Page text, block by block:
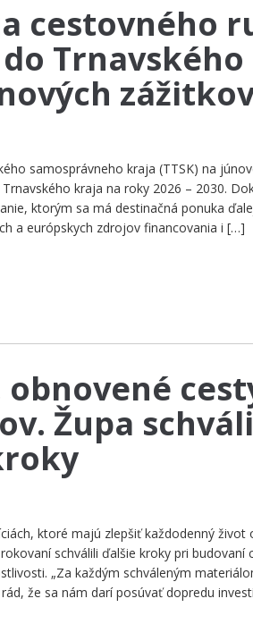
cestovného
samosprávneho kraja (TTSK) na
kraja na roky 2026 – 2030.
ktorým sa má destinačná ponuka
a európskych zdrojov financovania i […]
Župa
ktoré majú zlepšiť každodenný život
schválili ďalšie kroky pri budovaní
„Za každým schváleným
že sa nám darí posúvať dopredu